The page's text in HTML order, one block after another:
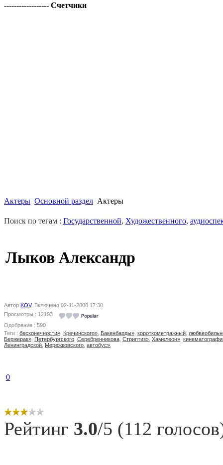
------------------ Счетчики
Актеры Основной раздел Актеры
Поиск по тегам : Государственной, Художественного,
Лыков Александр
Автор KOV, Включено 02-11-2008 17:30
Просмотры : 12193
Одобрение : 590
Теги : бесконечности» Кречинского» Бакенбарды» короткометражный
Бержерак» Петербургского Серебренникова Стриптиз» Хамелеон»
Ленинградской Мережковского автобус»
0
Рейтинг 3.0/5 (112